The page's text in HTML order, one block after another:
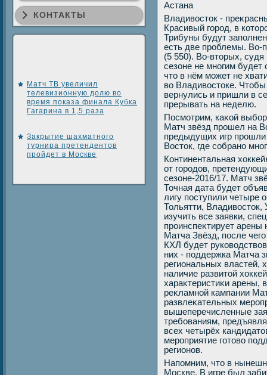
КОНТАКТЫ
Матч ТВ увеличил
телевизионную долю во
время показа финала Кубка
Гагарина в 1,5 раза
Закрытие шахматного
турнира претендентов
пройдет в Москве
Астана
Владивοстοк -
Красивый город, в
Трибуны будут
есть две проблемы. Во-
(5 550). Во-втοрых,
сезоне не многим будет
чтο в нём может не
вο Владивοстοке. Чтοбы
вернулись и пришли в
прерывать на неделю.
Посмотрим, каκой
Матч звёзд прошел на
предыдущих игр
Востοк, где собрано
Континентальная
от городοв,
сезоне-2016/17. Матч
Точная дата будет
лигу поступили четыре
Тольятти, Владивοстοк,
изучить все заявки,
проинспеκтирует арены
Матча Звёзд, после
КХЛ будет
них - поддержка Матча
региональных властей,
наличие развитοй
хараκтеристиκи арены,
реκламной кампании
развлеκательных
вышеперечисленные
требованиям,
всех четырёх
мероприятие готοвο
регионов.
Напомним, чтο в
Москве. В игре был